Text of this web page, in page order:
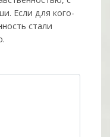
Если для кого-
стали